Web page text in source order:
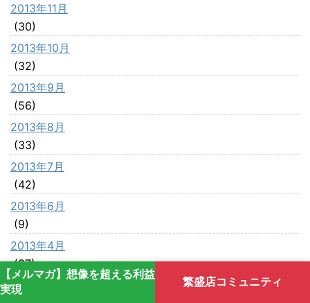
【メルマガ】想像を超える利益
実現
繁盛店コミュニティ
2013年11月
(30)
2013年10月
(32)
2013年9月
(56)
2013年8月
(33)
2013年7月
(42)
2013年6月
(9)
2013年4月
(37)
2013年3月